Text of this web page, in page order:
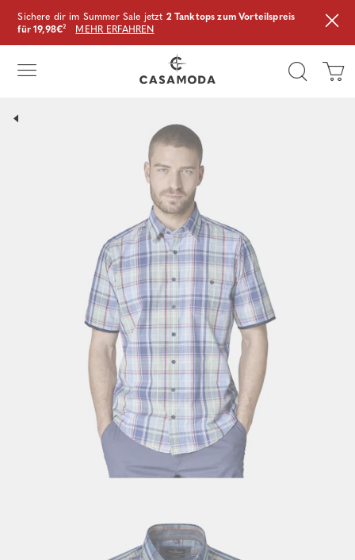
Sichere dir im Summer Sale jetzt 2 Tanktops zum Vorteilspreis
für 19,98€² MEHR ERFAHREN